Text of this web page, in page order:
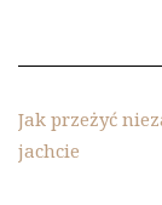
Jak przeżyć
jachcie